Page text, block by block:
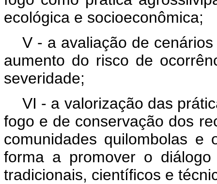
ecológica e socioeconômica;
V - a avaliação de
aumento do risco de
severidade;
VI - a valorização das
fogo e de conservação dos
comunidades quilombolas e
forma a promover o
tradicionais, científicos e